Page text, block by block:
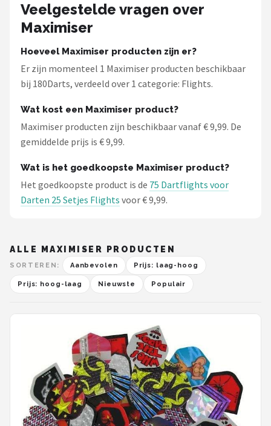
Veelgestelde vragen over
Maximiser
Hoeveel Maximiser producten zijn er?
Er zijn momenteel 1 Maximiser producten beschikbaar
bij 180Darts, verdeeld over 1 categorie: Flights.
Wat kost een Maximiser product?
Maximiser producten zijn beschikbaar vanaf € 9,99. De
gemiddelde prijs is € 9,99.
Wat is het goedkoopste Maximiser product?
Het goedkoopste product is de 75 Dartflights voor
Darten 25 Setjes Flights voor € 9,99.
ALLE MAXIMISER PRODUCTEN
SORTEREN: Aanbevolen Prijs: laag-hoog
Prijs: hoog-laag Nieuwste Populair